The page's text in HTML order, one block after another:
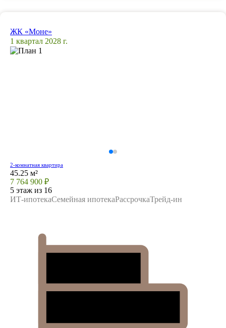
ЖК «Моне»
1 квартал 2028 г.
2-комнатная квартира
45.25 м²
7 764 900 ₽
5 этаж из 16
ИТ-ипотекаСемейная ипотекаРассрочкаТрейд-ин